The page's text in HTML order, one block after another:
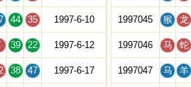
44 35 1997-6-10
39 22 1997-6-12
38 47 1997-6-17
1997045 猴 龙
1997046 马 蛇
1997047 马 羊